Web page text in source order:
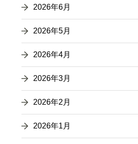
2026年6月
2026年5月
2026年4月
2026年3月
2026年2月
2026年1月